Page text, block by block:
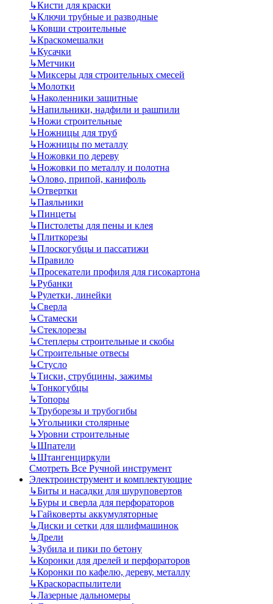
↳Кисти для краски
↳Ключи трубные и разводные
↳Ковши строительные
↳Краскомешалки
↳Кусачки
↳Метчики
↳Миксеры для строительных смесей
↳Молотки
↳Наколенники защитные
↳Напильники, надфили и рашпили
↳Ножи строительные
↳Ножницы для труб
↳Ножницы по металлу
↳Ножовки по дереву
↳Ножовки по металлу и полотна
↳Олово, припой, канифоль
↳Отвертки
↳Паяльники
↳Пинцеты
↳Пистолеты для пены и клея
↳Плиткорезы
↳Плоскогубцы и пассатижи
↳Правило
↳Просекатели профиля для гисокартона
↳Рубанки
↳Рулетки, линейки
↳Сверла
↳Стамески
↳Стеклорезы
↳Степлеры строительные и скобы
↳Строительные отвесы
↳Стусло
↳Тиски, струбцины, зажимы
↳Тонкогубцы
↳Топоры
↳Труборезы и трубогибы
↳Угольники столярные
↳Уровни строительные
↳Шпатели
↳Штангенциркули
Смотреть Все Ручной инструмент
Электроинструмент и комплектующие
↳Биты и насадки для шуруповертов
↳Буры и сверла для перфораторов
↳Гайковерты аккумуляторные
↳Диски и сетки для шлифмашинок
↳Дрели
↳Зубила и пики по бетону
↳Коронки для дрелей и перфораторов
↳Коронки по кафелю, дереву, металлу
↳Краскораспылители
↳Лазерные дальномеры